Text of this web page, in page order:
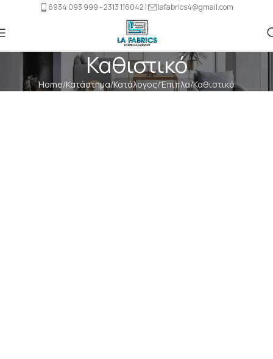
6934 093 999 - 2313 116042 | lafabrics4@gmail.com
Καθιστικό
Home Κατάστημα Κατάλογος Έπιπλα Καθιστικό